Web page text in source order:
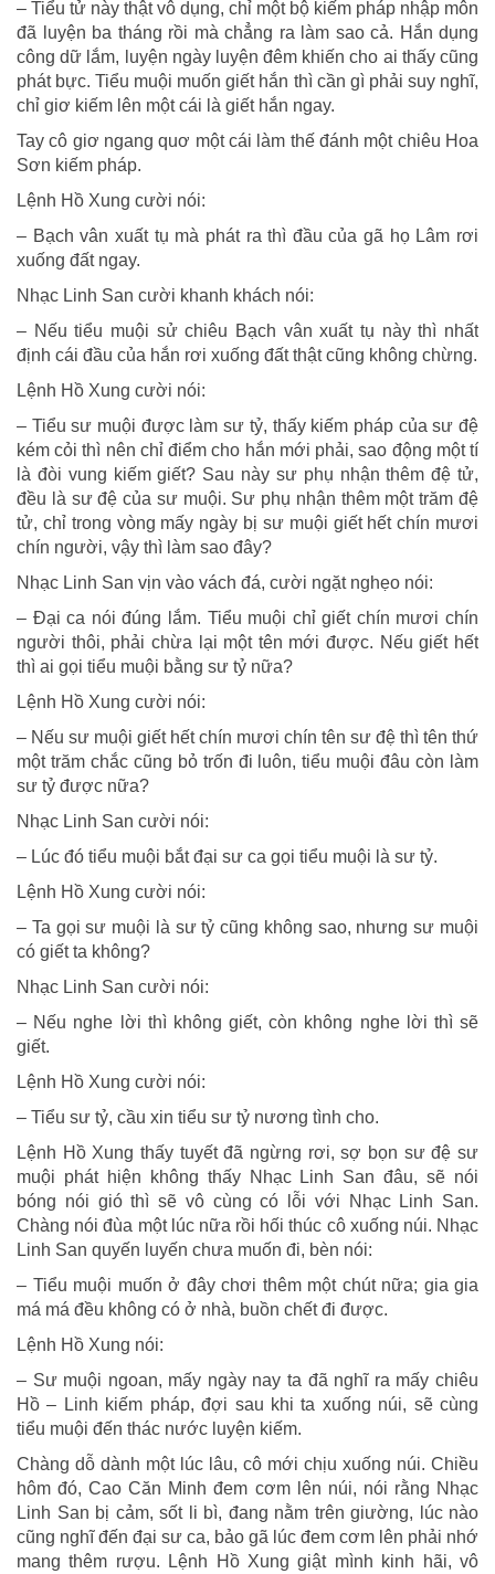
– Tiểu tử này thật vô dụng, chỉ một bộ kiếm pháp nhập môn
đã luyện ba tháng rồi mà chẳng ra làm sao cả. Hắn dụng
công dữ lắm, luyện ngày luyện đêm khiến cho ai thấy cũng
phát bực. Tiểu muội muốn giết hắn thì cần gì phải suy nghĩ,
chỉ giơ kiếm lên một cái là giết hắn ngay.
Tay cô giơ ngang quơ một cái làm thế đánh một chiêu Hoa
Sơn kiếm pháp.
Lệnh Hồ Xung cười nói:
– Bạch vân xuất tụ mà phát ra thì đầu của gã họ Lâm rơi
xuống đất ngay.
Nhạc Linh San cười khanh khách nói:
– Nếu tiểu muội sử chiêu Bạch vân xuất tụ này thì nhất
định cái đầu của hắn rơi xuống đất thật cũng không chừng.
Lệnh Hồ Xung cười nói:
– Tiểu sư muội được làm sư tỷ, thấy kiếm pháp của sư đệ
kém cỏi thì nên chỉ điểm cho hắn mới phải, sao động một tí
là đòi vung kiếm giết? Sau này sư phụ nhận thêm đệ tử,
đều là sư đệ của sư muội. Sư phụ nhận thêm một trăm đệ
tử, chỉ trong vòng mấy ngày bị sư muội giết hết chín mươi
chín người, vậy thì làm sao đây?
Nhạc Linh San vịn vào vách đá, cười ngặt nghẹo nói:
– Đại ca nói đúng lắm. Tiểu muội chỉ giết chín mươi chín
người thôi, phải chừa lại một tên mới được. Nếu giết hết
thì ai gọi tiểu muội bằng sư tỷ nữa?
Lệnh Hồ Xung cười nói:
– Nếu sư muội giết hết chín mươi chín tên sư đệ thì tên thứ
một trăm chắc cũng bỏ trốn đi luôn, tiểu muội đâu còn làm
sư tỷ được nữa?
Nhạc Linh San cười nói:
– Lúc đó tiểu muội bắt đại sư ca gọi tiểu muội là sư tỷ.
Lệnh Hồ Xung cười nói:
– Ta gọi sư muội là sư tỷ cũng không sao, nhưng sư muội
có giết ta không?
Nhạc Linh San cười nói:
– Nếu nghe lời thì không giết, còn không nghe lời thì sẽ
giết.
Lệnh Hồ Xung cười nói:
– Tiểu sư tỷ, cầu xin tiểu sư tỷ nương tình cho.
Lệnh Hồ Xung thấy tuyết đã ngừng rơi, sợ bọn sư đệ sư
muội phát hiện không thấy Nhạc Linh San đâu, sẽ nói
bóng nói gió thì sẽ vô cùng có lỗi với Nhạc Linh San.
Chàng nói đùa một lúc nữa rồi hối thúc cô xuống núi. Nhạc
Linh San quyến luyến chưa muốn đi, bèn nói:
– Tiểu muội muốn ở đây chơi thêm một chút nữa; gia gia
má má đều không có ở nhà, buồn chết đi được.
Lệnh Hồ Xung nói:
– Sư muội ngoan, mấy ngày nay ta đã nghĩ ra mấy chiêu
Hồ – Linh kiếm pháp, đợi sau khi ta xuống núi, sẽ cùng
tiểu muội đến thác nước luyện kiếm.
Chàng dỗ dành một lúc lâu, cô mới chịu xuống núi. Chiều
hôm đó, Cao Căn Minh đem cơm lên núi, nói rằng Nhạc
Linh San bị cảm, sốt li bì, đang nằm trên giường, lúc nào
cũng nghĩ đến đại sư ca, bảo gã lúc đem cơm lên phải nhớ
mang thêm rượu. Lệnh Hồ Xung giật mình kinh hãi, vô